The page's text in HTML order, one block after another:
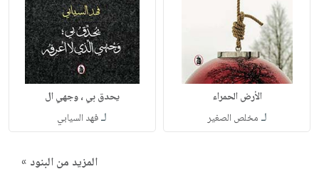
الأرض الحمراء
لـ مخلص الصغير
يحدق بي ، وجهي ال
لـفهد السيابي
المزيد من البنود »